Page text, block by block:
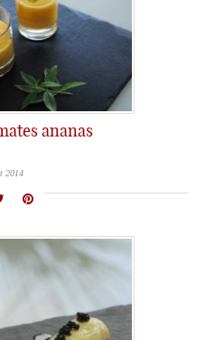
ananas
2014